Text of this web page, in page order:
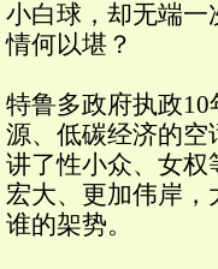
小白球，却无端一
情何以堪？
特鲁多政府执政
源、低碳经济的空
讲了性小众、女权
宏大、更加伟岸
谁的架势。